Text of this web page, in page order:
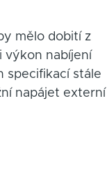
mělo dobití z
výkon nabíjení
specifikací stále
napájet externí